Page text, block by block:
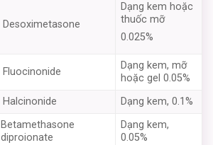
Desoximetasone
Dạng kem hoặc
thuốc mỡ
0.025%
Fluocinonide
Dạng kem, mỡ
hoặc gel 0.05%
Halcinonide
Dạng kem, 0.1%
Betamethasone
diproionate
Dạng kem,
0.05%